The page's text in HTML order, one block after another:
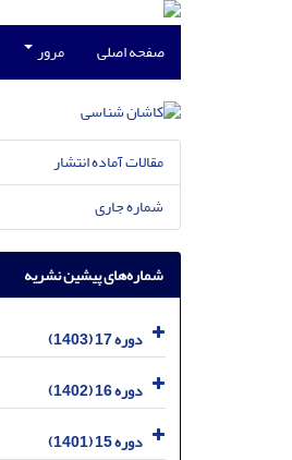
صفحه اصلی مرور
مقالات آماده انتشار
شماره جاری
شماره‌های پیشین نشریه
دوره 17 (1403)
دوره 16 (1402)
دوره 15 (1401)